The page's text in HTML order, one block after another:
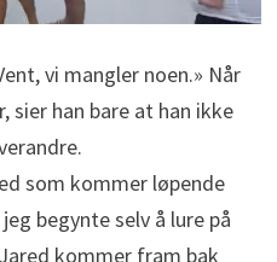
vi mangler noen.» Når
sier han bare at han ikke
som kommer løpende
begynte selv å lure på
kommer fram bak